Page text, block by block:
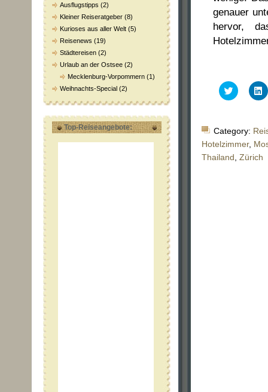
Ausflugstipps (2)
Kleiner Reiseratgeber (8)
Kurioses aus aller Welt (5)
Reisenews (19)
Städtereisen (2)
Urlaub an der Ostsee (2)
Mecklenburg-Vorpommern (1)
Weihnachts-Special (2)
Top-Reiseangebote:
genauer
hervor,
Klick,
um
teilen
(Wird
in
neuem
Fenster
Category:
Hotelzimmer,
Thailand Zürich